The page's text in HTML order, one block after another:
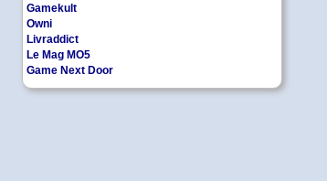
Gamekult
Owni
Livraddict
Le Mag MO5
Game Next Door